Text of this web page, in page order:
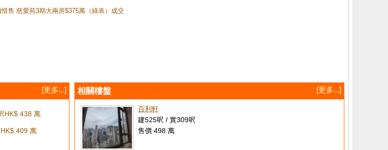
售 慈愛苑3期大兩房$375萬（綠表）成交
[更多...]
HK$ 438 萬
HK$ 409 萬
相關樓盤 [更多...]
百利軒
建525呎 / 實309呎
售價 498 萬